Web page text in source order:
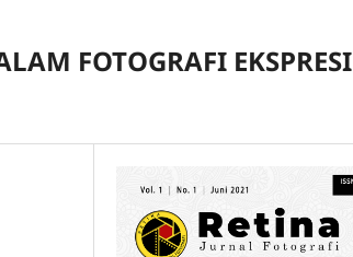
FOTOGRAFI EKSPRESI